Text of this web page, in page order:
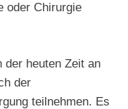
oder Chirurgie
der heuten Zeit an
der
teilnehmen. Es